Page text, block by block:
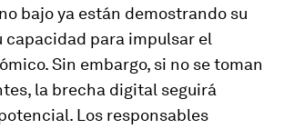
bajo ya están demostrando su
capacidad para impulsar el
Sin embargo, si no se toman
la brecha digital seguirá
Los responsables